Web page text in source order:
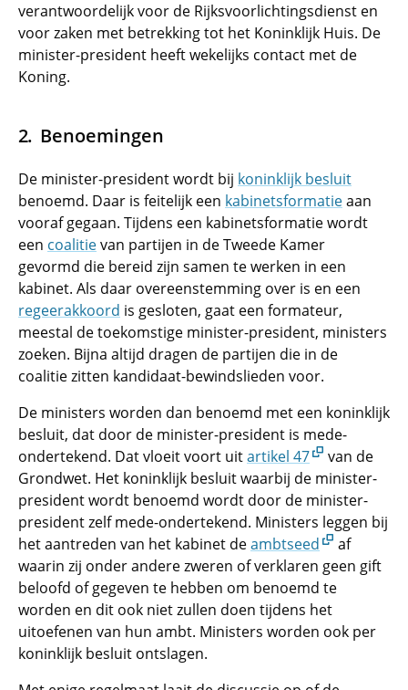
verantwoordelijk voor de Rijksvoorlichtingsdienst en
voor zaken met betrekking tot het Koninklijk Huis. De
minister-president heeft wekelijks contact met de
Koning.
Benoemingen
De minister-president wordt bij koninklijk besluit
benoemd. Daar is feitelijk een kabinetsformatieaan
vooraf gegaan. Tijdens een kabinetsformatie wordt
een coalitievan partijen in de Tweede Kamer
gevormd die bereid zijn samen te werken in een
kabinet. Als daar overeenstemming over is en een
regeerakkoord is gesloten, gaat een formateur,
meestal de toekomstige minister-president, ministers
zoeken. Bijna altijd dragen de partijen die in de
coalitie zitten kandidaat-bewindslieden voor.
De ministers worden dan benoemd met een koninklijk
besluit, dat door de minister-president is mede-
ondertekend. Dat vloeit voort uitartikel 47
van de
Grondwet. Het koninklijk besluit waarbij de minister-
president wordt benoemd wordt door de minister-
president zelf mede-ondertekend. Ministers leggen bij
het aantreden van het kabinet deambtseed
af
waarin zij onder andere zweren of verklaren geen gift
beloofd of gegeven te hebben om benoemd te
worden en dit ook niet zullen doen tijdens het
uitoefenen van hun ambt. Ministers worden ook per
koninklijk besluit ontslagen.